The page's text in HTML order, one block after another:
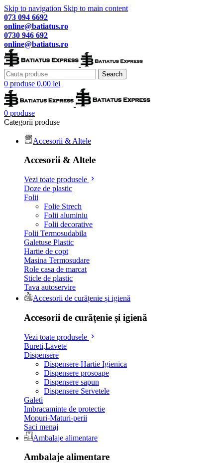
Skip to navigation Skip to main content
073 094 6692
online@batiatus.ro
0730 946 692
online@batiatus.ro
Search
0 produse 0,00 lei
0 produse
Categorii produse
Accesorii & Altele
Accesorii & Altele
Vezi toate produsele
Doze de plastic
Folii
Folie Strech
Folii aluminiu
Folii decorative
Folii Termosudabila
Galetuse Plastic
Hartie de copt
Masina Termosudare
Role casa de marcat
Sticle de plastic
Tava autoservire
Accesorii de curățenie și igienă
Accesorii de curățenie și igienă
Vezi toate produsele
Bureti,Lavete
Dispensere
Dispensere Hartie Igienica
Dispensere prosoape
Dispensere sapun
Dispensere Servetele
Galeti
Imbracaminte de protectie
Mopuri-Maturi-perii
Saci menaj
Ambalaje alimentare
Ambalaje alimentare